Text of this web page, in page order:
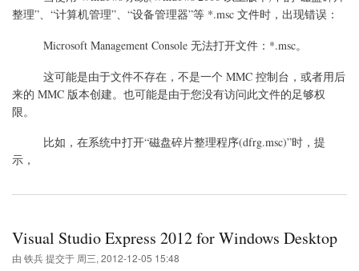
无
打
.msc
文
件
误
整理”、“计算机管理”、“设备管理器”等 *.msc 文件时，出现错误：
Microsoft Management Console 无法打开文件：*.msc。
这可能是由于文件不存在，不是一个 MMC 控制台，或者用后
来的 MMC 版本创建。也可能是由于您没有访问此文件的足够权
限。
比如，在系统中打开“磁盘碎片整理程序(dfrg.msc)”时，提
示，
Visual Studio Express 2012 for Windows Desktop
由 铁兵提交于 周三, 2012-12-05 15:48